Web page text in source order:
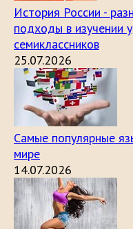
История России -
подходы в изучении у
семиклассников
25.07.2026
Самые популярные
мире
14.07.2026